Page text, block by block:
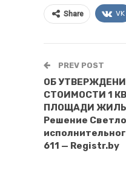
Share VK
PREV POST
ОБ
СТОИМОСТИ 1
ПЛОЩАДИ
Решение
611 — Registr.by